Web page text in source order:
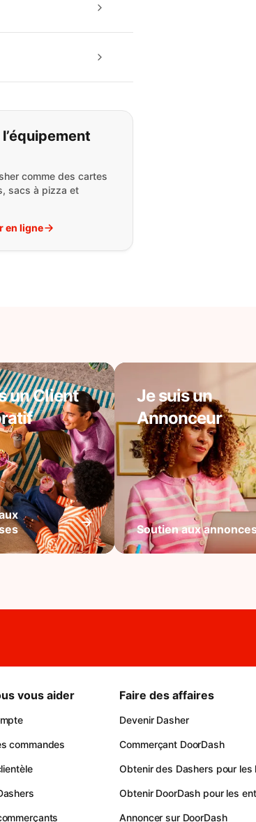
comme des cartes
sacs à pizza et
en ligne
un Client
Je suis un
Annonceur
Soutien aux
vous aider
commandes
Faire des affaires
Devenir Dasher
Commerçant DoorDash
Obtenir des Dashers pour les
Obtenir DoorDash pour les
Annoncer sur DoorDash